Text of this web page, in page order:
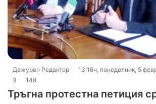
Дежурен Редактор
13:16ч, понеделник, 5
3
148
Тръгна протестна петиция